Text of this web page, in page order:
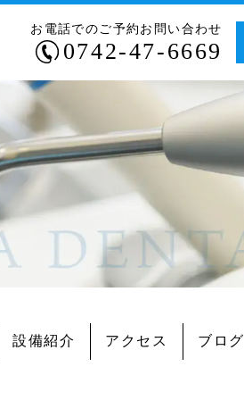
お電話でのご予約お問い合わせ
0742-47-6669
設備紹介 アクセス ブログ